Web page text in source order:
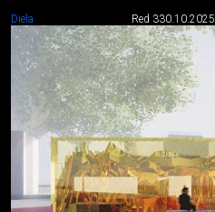
Diela Red 330.10.2025